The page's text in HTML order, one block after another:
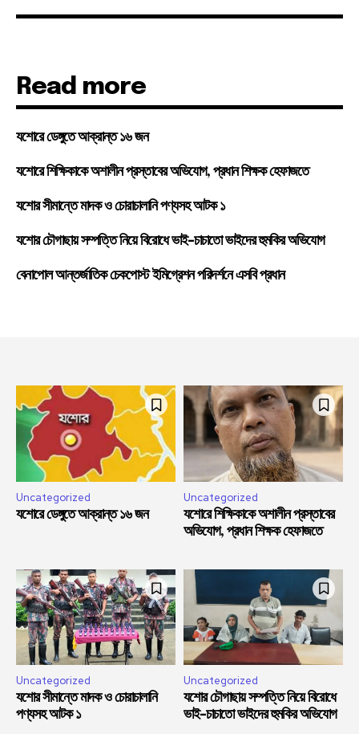
Read more
যশোরে ডেঙ্গুতে আক্রান্ত ১৬ জন
যশোরে শিক্ষিকাকে অশালীন প্রস্তাবের অভিযোগ, প্রধান শিক্ষক হেফাজতে
যশোর সীমান্তে মাদক ও চোরাচালানি পণ্যসহ আটক ১
যশোর চৌগাছায় সম্পত্তি নিয়ে বিরোধে ভাই-চাচাতো ভাইদের হুমকির অভিযোগ
বেনাপোল আন্তর্জাতিক চেকপোস্ট ইমিগ্রেশন পরিদর্শনে এসবি প্রধান
Uncategorized
যশোরে ডেঙ্গুতে আক্রান্ত ১৬ জন
Uncategorized
যশোরে শিক্ষিকাকে অশালীন প্রস্তাবের
অভিযোগ, প্রধান শিক্ষক হেফাজতে
Uncategorized
যশোর সীমান্তে মাদক ও চোরাচালানি
পণ্যসহ আটক ১
Uncategorized
যশোর চৌগাছায় সম্পত্তি নিয়ে বিরোধে
ভাই-চাচাতো ভাইদের হুমকির অভিযোগ